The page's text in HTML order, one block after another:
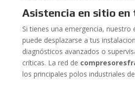
Asistencia en sitio en
Si tienes una emergencia, nuestro
puede desplazarse a tus
diagnósticos avanzados o
críticas. La red de
los principales polos industriales